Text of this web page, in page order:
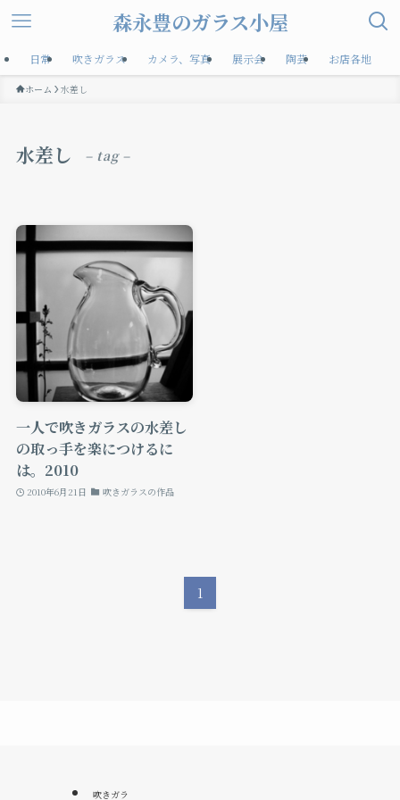
森永豊のガラス小屋
日常 吹きガラス カメラ、写真 展示会 陶芸 お店各地
ホーム 水差し
水差し – tag –
一人で吹きガラスの水差し
の取っ手を楽につけるに
は。2010
2010年6月21日 吹きガラスの作品
1
吹きガラ